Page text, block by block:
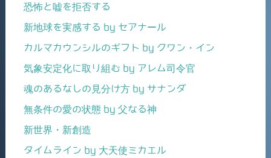
恐怖と嘘を拒否する
新地球を実感する by セアナール
カルマカウンシルのギフト by クワン・イン
気象安定化に取り組む by アレム司令官
魂のあるなしの見分け方 by サナンダ
無条件の愛の状態 by 父なる神
新世界・新創造
タイムライン by 大天使ミカエル